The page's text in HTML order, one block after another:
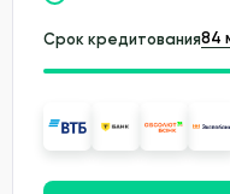
Срок кредитования